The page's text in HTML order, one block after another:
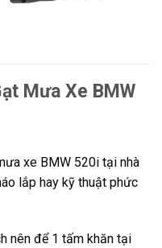
Mưa Xe BMW
xe BMW 520i tại nhà
lắp hay kỹ thuật phức
nên để 1 tấm khăn tại